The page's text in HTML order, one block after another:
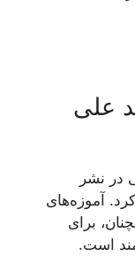
علی
در نشر
آموزه‌های
برای
است.